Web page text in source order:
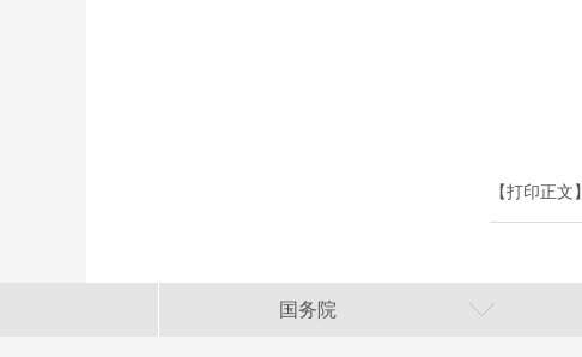
【打印正文】
国务院